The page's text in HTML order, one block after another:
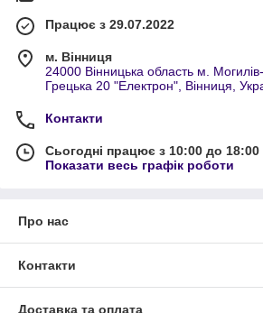
Працює з 29.07.2022
м. Вінниця
24000 Вінницька область м.
Грецька 20 "Електрон", Вінниця,
Контакти
Сьогодні працює з 10:00 до 18:00
Показати весь графік роботи
Про нас
Контакти
Доставка та оплата